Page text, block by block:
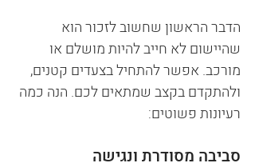
הדבר הראשון שחשוב לזכור הוא
שהיישום לא חייב להיות מושלם או
מורכב. אפשר להתחיל בצעדים קטנים,
ולהתקדם בקצב שמתאים לכם. הנה כמה
רעיונות פשוטים:
סביבה מסודרת ונגישה